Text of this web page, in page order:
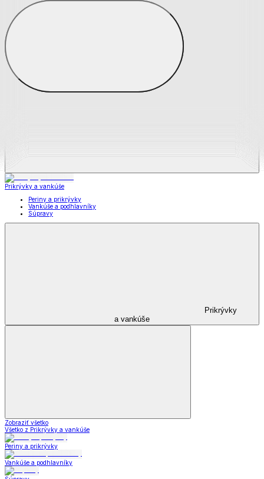
Zobraziť všetko
Všetko z Matrace a matracové chrániče
Matrace
Chrániče na matrace
Prikrývky a vankúše
Periny a prikrývky
Vankúše a podhlavníky
Súpravy
Prikrývky
a vankúše
Zobraziť všetko
Všetko z Prikrývky a vankúše
Periny a prikrývky
Vankúše a podhlavníky